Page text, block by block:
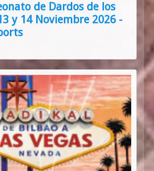
de Dardos de los
y 14 Noviembre 2026 -